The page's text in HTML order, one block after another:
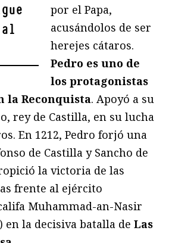
por el Papa,
acusándolos de ser
herejes cátaros.
Pedro es uno de
los protagonistas
la Reconquista. Apoyó a su
rey de Castilla, en su lucha
En 1212, Pedro forjó una
de Castilla y Sancho de
la victoria de las
frente al ejército
Muhammad-an-Nasir
la decisiva batalla de Las